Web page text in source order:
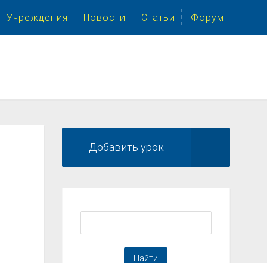
Учреждения Новости Статьи Форум
Добавить урок
.